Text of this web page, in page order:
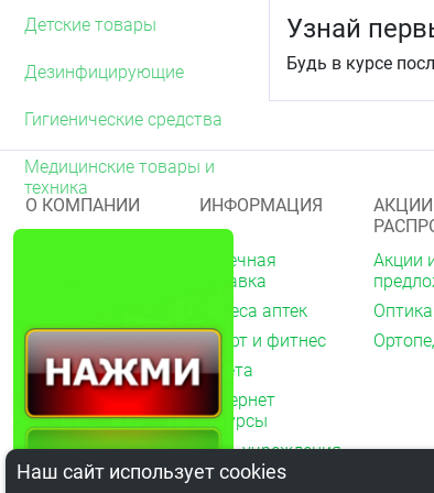
Детские товары
Дезинфицирующие
Гигиенические средства
Медицинские товары и
техника
импульсов.
организме даже
Область
Взрослым по 1
Перед
и кормящим
Не является
Перед
Узнай
Будь в курсе
О КОМПАНИИ
Новости
Вакансии
Контакты
ИНФОРМАЦИЯ
Аптечная
справка
Адреса аптек
Спорт и фитнес
Газета
Интернет
ресурсы
Мед. учреждения
Обратная связь
Акции
Оптика
Наш сайт использует cookies